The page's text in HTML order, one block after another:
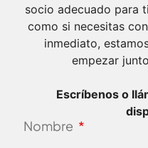
socio adecuado para
como si necesitas
inmediato,
empezar
Escríbenos o
Nombre